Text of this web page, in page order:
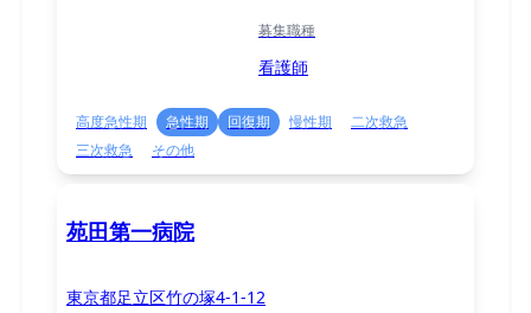
募集職種
看護師
高度急性期 急性期 回復期 慢性期
二次救急
三次救急
その他
苑田第一病院
東京都足立区竹の塚4-1-12